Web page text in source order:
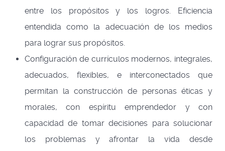
entre los propósitos y los logros. Eficiencia
entendida como la adecuación de los medios
para lograr sus propósitos.
Configuración de currículos modernos, integrales,
adecuados, flexibles, e interconectados que
permitan la construcción de personas éticas y
morales, con espíritu emprendedor y con
capacidad de tomar decisiones para solucionar
los problemas y afrontar la vida desde